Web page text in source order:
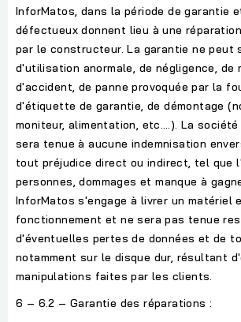
InforMatos, dans la période de garantie
défectueux donnent lieu à une
par le constructeur. La garantie ne peut
d'utilisation anormale, de négligence, de
d'accident, de panne provoquée par la
d'étiquette de garantie, de démontage
moniteur, alimentation, etc.…). La
sera tenue à aucune indemnisation
tout préjudice direct ou indirect, tel que
personnes, dommages et manque à
InforMatos s'engage à livrer un matériel
fonctionnement et ne sera pas tenue
d'éventuelles pertes de données et de
notamment sur le disque dur, résultant
manipulations faites par les clients.
6 – 6.2 – Garantie des réparations :